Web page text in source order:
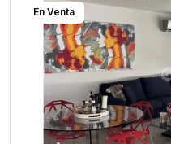
En Venta